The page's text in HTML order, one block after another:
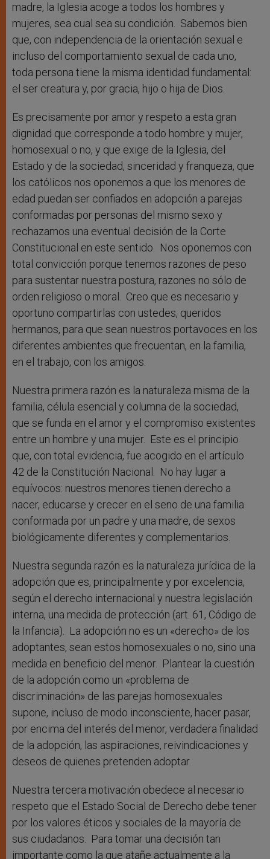
madre, la Iglesia acoge a todos los hombres y
mujeres, sea cual sea su condición. Sabemos bien
que, con independencia de la orientación sexual e
incluso del comportamiento sexual de cada uno,
toda persona tiene la misma identidad fundamental:
el ser creatura y, por gracia, hijo o hija de Dios.
Es precisamente por amor y respeto a esta gran
dignidad que corresponde a todo hombre y mujer,
homosexual o no, y que exige de la Iglesia, del
Estado y de la sociedad, sinceridad y franqueza, que
los católicos nos oponemos a que los menores de
edad puedan ser confiados en adopción a parejas
conformadas por personas del mismo sexo y
rechazamos una eventual decisión de la Corte
Constitucional en este sentido. Nos oponemos con
total convicción porque tenemos razones de peso
para sustentar nuestra postura, razones no sólo de
orden religioso o moral. Creo que es necesario y
oportuno compartirlas con ustedes, queridos
hermanos, para que sean nuestros portavoces en los
diferentes ambientes que frecuentan, en la familia,
en el trabajo, con los amigos.
Nuestra primera razón es la naturaleza misma de la
familia, célula esencial y columna de la sociedad,
que se funda en el amor y el compromiso existentes
entre un hombre y una mujer. Este es el principio
que, con total evidencia, fue acogido en el artículo
42 de la Constitución Nacional. No hay lugar a
equívocos: nuestros menores tienen derecho a
nacer, educarse y crecer en el seno de una familia
conformada por un padre y una madre, de sexos
biológicamente diferentes y complementarios.
Nuestra segunda razón es la naturaleza jurídica de la
adopción que es, principalmente y por excelencia,
según el derecho internacional y nuestra legislación
interna, una medida de protección (art. 61, Código de
la Infancia). La adopción no es un «derecho» de los
adoptantes, sean estos homosexuales o no, sino una
medida en beneficio del menor. Plantear la cuestión
de la adopción como un «problema de
discriminación» de las parejas homosexuales
supone, incluso de modo inconsciente, hacer pasar,
por encima del interés del menor, verdadera finalidad
de la adopción, las aspiraciones, reivindicaciones y
deseos de quienes pretenden adoptar.
Nuestra tercera motivación obedece al necesario
respeto que el Estado Social de Derecho debe tener
por los valores éticos y sociales de la mayoría de
sus ciudadanos. Para tomar una decisión tan
importante como la que atañe actualmente a la